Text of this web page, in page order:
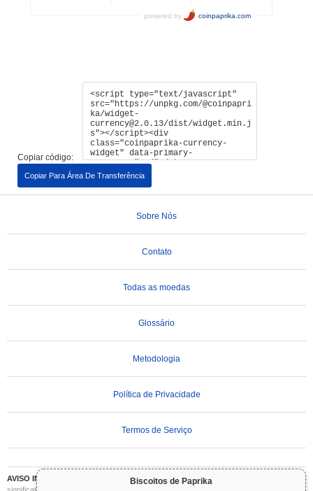
Biscoitos de Paprika
Copiar código:
Copiar Para Área De Transferência
Sobre Nós
Contato
Todas as moedas
Glossário
Metodologia
Política de Privacidade
Termos de Serviço
AVISO IMPORTANTE:
As criptomoedas são altamente voláteis e envolvem riscos
significativos. Você pode perder parte ou todo o seu investimento. Todas as